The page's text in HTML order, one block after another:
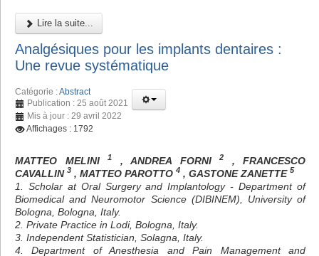
Lire la suite...
Analgésiques pour les implants dentaires :
Une revue systématique
Catégorie :Abstract
Publication : 25 août 2021
Mis à jour : 29 avril 2022
Affichages : 1792
MATTEO MELINI 1 , ANDREA FORNI 2
, FRANCESCO
CAVALLIN 3 , MATTEO PAROTTO 4 , GASTONE ZANETTE 5
1. Scholar at Oral Surgery and Implantology - Department of
Biomedical and Neuromotor Science (DIBINEM), University of
Bologna, Bologna, Italy.
2. Private Practice in Lodi, Bologna, Italy.
3. Independent Statistician, Solagna, Italy.
4. Department of Anesthesia and Pain Management and